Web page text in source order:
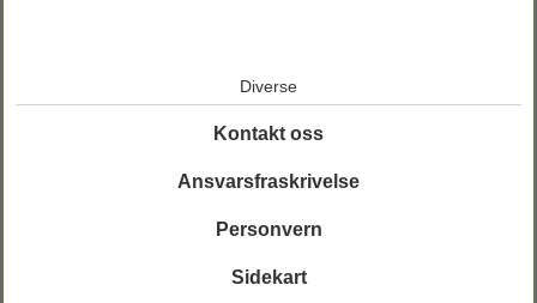
Diverse
Kontakt oss
Ansvarsfraskrivelse
Personvern
Sidekart